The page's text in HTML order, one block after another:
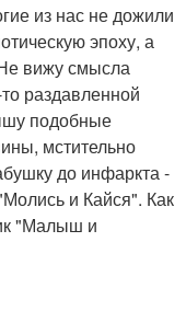
из нас не дожили
эпоху, а
вижу смысла
раздавленной
подобные
мстительно
до инфаркта -
и Кайся". Как
"Малыш и